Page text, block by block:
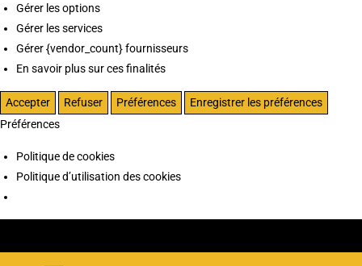
Gérer les options
Gérer les services
Gérer {vendor_count} fournisseurs
En savoir plus sur ces finalités
Accepter Refuser Préférences
Enregistrer les préférences
Préférences
Politique de cookies
Politique d’utilisation des cookies